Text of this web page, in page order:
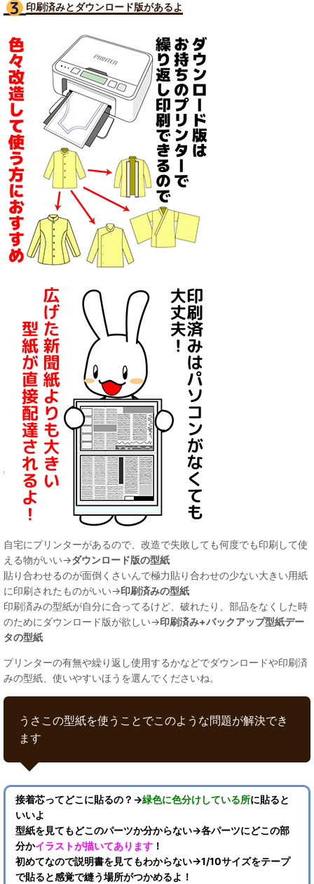
印刷済みとダウンロード版があるよ
自宅にプリンターがあるので、改造で失敗しても何度でも印刷して使
える物がいい→ダウンロード版の型紙
貼り合わせるのが面倒くさいんで極力貼り合わせの少ない大きい用紙
に印刷されたものがいい→印刷済みの型紙
印刷済みの型紙が自分に合ってるけど、破れたり、部品をなくした時
のためにダウンロード版が欲しい→印刷済み+バックアップ型紙デー
タの型紙
プリンターの有無や繰り返し使用するかなどでダウンロードや印刷済
みの型紙、使いやすいほうを選んでくださいね。
うさこの型紙を使うことでこのような問題が解決でき
ます
接着芯ってどこに貼るの？→緑色に色分けしている所に貼ると
いいよ
型紙を見てもどこのパーツか分からない→各パーツにどこの部
分かイラストが描いてあります ！
初めてなので説明書を見てもわからない→1/10サイズをテープ
で貼ると感覚で縫う場所がつかめるよ！